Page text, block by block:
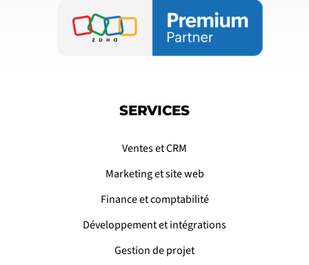
SERVICES
Ventes et CRM
Marketing et site web
Finance et comptabilité
Développement et intégrations
Gestion de projet